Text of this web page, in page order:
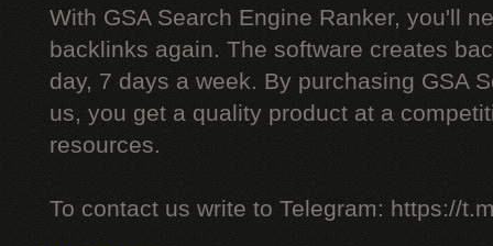
With GSA Search Engine Ranker, you'll
backlinks again. The software creates
day, 7 days a week. By purchasing GSA
us, you get a quality product at a
resources.
To contact us write to Telegram: https://